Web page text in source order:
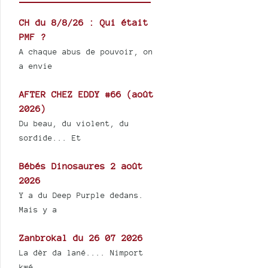
CH du 8/8/26 : Qui était
PMF ?
A chaque abus de pouvoir, on
a envie
AFTER CHEZ EDDY #66 (août
2026)
Du beau, du violent, du
sordide... Et
Bébés Dinosaures 2 août
2026
Y a du Deep Purple dedans.
Mais y a
Zanbrokal du 26 07 2026
La dèr da lané.... Nimport